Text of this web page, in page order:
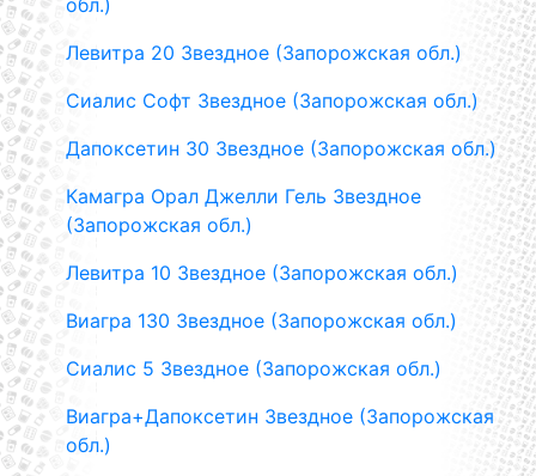
обл.)
Левитра 20 Звездное (Запорожская обл.)
Сиалис Софт Звездное (Запорожская обл.)
Дапоксетин 30 Звездное (Запорожская обл.)
Камагра Орал Джелли Гель Звездное
(Запорожская обл.)
Левитра 10 Звездное (Запорожская обл.)
Виагра 130 Звездное (Запорожская обл.)
Сиалис 5 Звездное (Запорожская обл.)
Виагра+Дапоксетин Звездное (Запорожская
обл.)